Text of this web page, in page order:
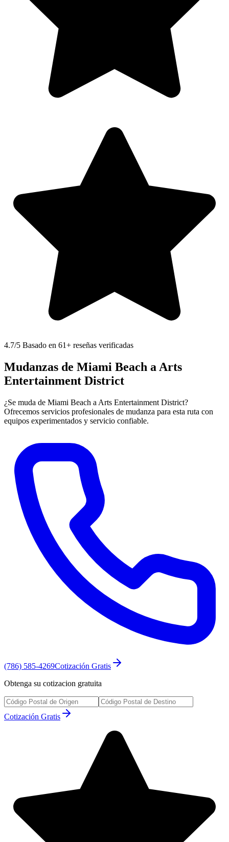
4.7/5 Basado en 61+ reseñas verificadas
Mudanzas de Miami Beach a Arts
Entertainment District
¿Se muda de Miami Beach a Arts Entertainment District?
Ofrecemos servicios profesionales de mudanza para esta ruta con
equipos experimentados y servicio confiable.
(786) 585-4269Cotización Gratis
Obtenga su cotizacion gratuita
Cotización Gratis